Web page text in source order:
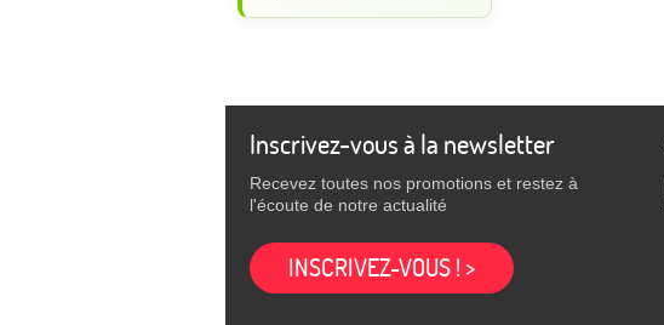
Inscrivez-vous à la newsletter
Recevez toutes nos promotions et restez à
l'écoute de notre actualité
INSCRIVEZ-VOUS ! >